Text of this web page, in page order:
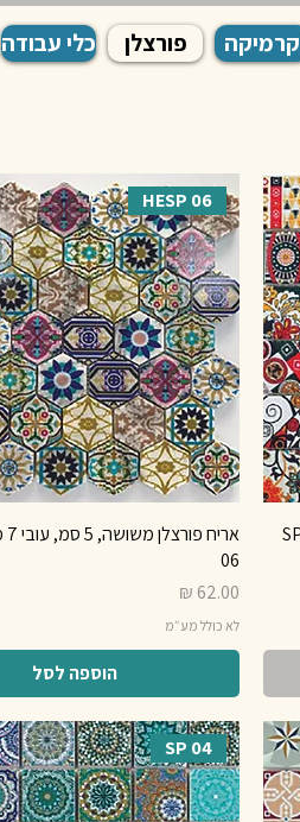
קרמיקה פורצלן כלי עבודה
HESP 06
06
מחיר
לא כולל מע״מ
הוספה לסל
SP 04